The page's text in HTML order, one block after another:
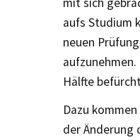
aufs Studium
neuen
Hälfte
Dazu
der Änderung